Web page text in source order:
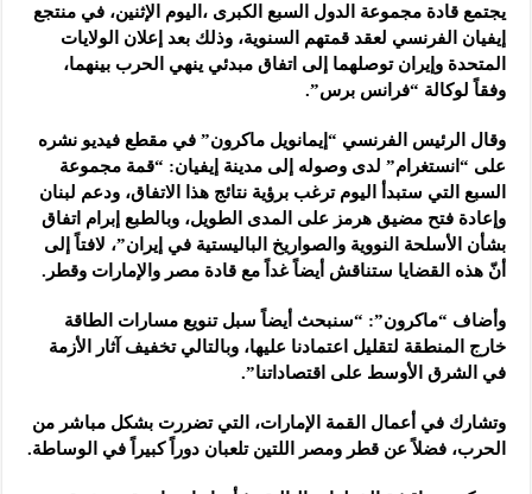
يجتمع قادة مجموعة الدول السبع الكبرى ،اليوم الإثنين، في منتجع
إيفيان الفرنسي ‏لعقد قمتهم السنوية، وذلك بعد إعلان الولايات
المتحدة وإيران توصلهما إلى اتفاق ‏مبدئي ينهي الحرب بينهما،
وفقاً لوكالة “فرانس برس”.
وقال الرئيس الفرنسي “إيمانويل ماكرون” في مقطع ‏فيديو نشره
على “انستغرام” لدى وصوله إلى مدينة إيفيان: “قمة مجموعة
السبع ‏التي ستبدأ اليوم ترغب برؤية نتائج هذا الاتفاق، ودعم لبنان
وإعادة فتح مضيق ‏هرمز على المدى الطويل، وبالطبع إبرام اتفاق
بشأن الأسلحة النووية والصواريخ ‏الباليستية في إيران”، لافتاً إلى
أنّ هذه القضايا ستناقش أيضاً غداً مع قادة مصر ‏والإمارات وقطر.‏
وأضاف “ماكرون”: “سنبحث أيضاً سبل تنويع مسارات الطاقة
خارج المنطقة لتقليل ‏اعتمادنا عليها، وبالتالي تخفيف آثار الأزمة
في الشرق الأوسط على اقتصاداتنا”.‏
وتشارك في أعمال القمة الإمارات، التي تضررت بشكل مباشر من
الحرب، فضلاً ‏عن قطر ومصر اللتين تلعبان دوراً كبيراً في الوساطة.‏